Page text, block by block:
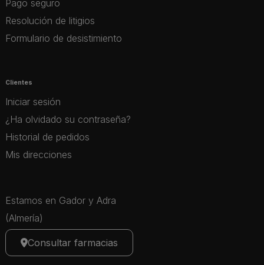
Pago seguro
Resolución de litigios
Formulario de desistimiento
Clientes
Iniciar sesión
¿Ha olvidado su contraseña?
Historial de pedidos
Mis direcciones
Estamos en Gador y Adra
(Almería)
Consultar farmacias